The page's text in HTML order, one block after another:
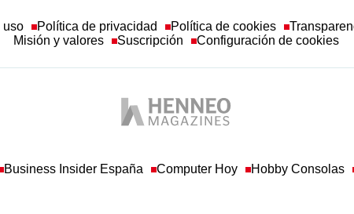
uso Política de privacidad Política de cookies
Misión y valores
Suscripción Configuración de cookies
Business Insider España Computer Hoy Hobby Consolas